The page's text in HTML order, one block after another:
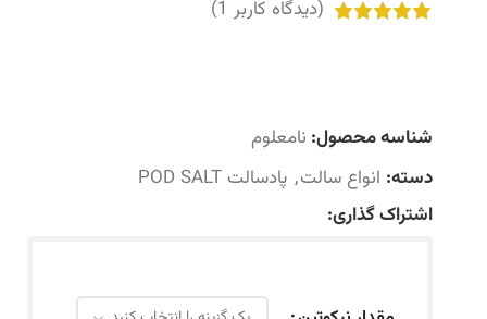
(دیدگاه کاربر 1
)
شناسه محصول: نامعلوم
دسته: انواع سالت, پادسالت POD SALT
اشتراک گذاری: